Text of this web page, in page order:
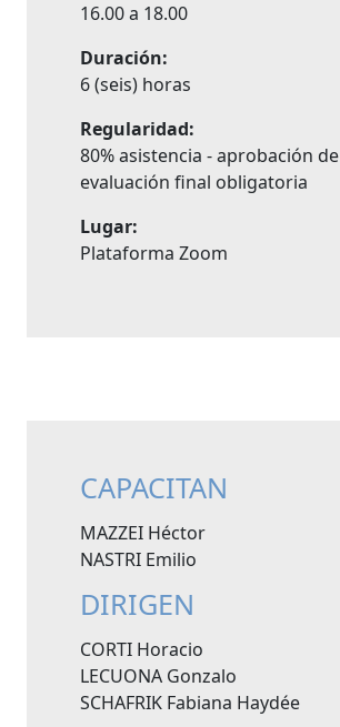
16.00 a 18.00
Duración:
6 (seis) horas
Regularidad:
80% asistencia - aprobación de
evaluación final obligatoria
Lugar:
Plataforma Zoom
CAPACITAN
MAZZEI Héctor
NASTRI Emilio
DIRIGEN
CORTI Horacio
LECUONA Gonzalo
SCHAFRIK Fabiana Haydée